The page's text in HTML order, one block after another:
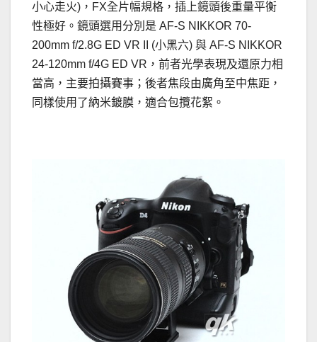
小心走火)，FX全片幅規格，插上鏡頭後重量平衡
性極好。鏡頭選用分別是 AF-S NIKKOR 70-
200mm f/2.8G ED VR II (小黑六) 與 AF-S NIKKOR
24-120mm f/4G ED VR，前者光學表現及還原力相
當高，主要拍攝賽事；後者焦段由廣角至中焦距，
同樣使用了納米鍍膜，適合包攬花絮。